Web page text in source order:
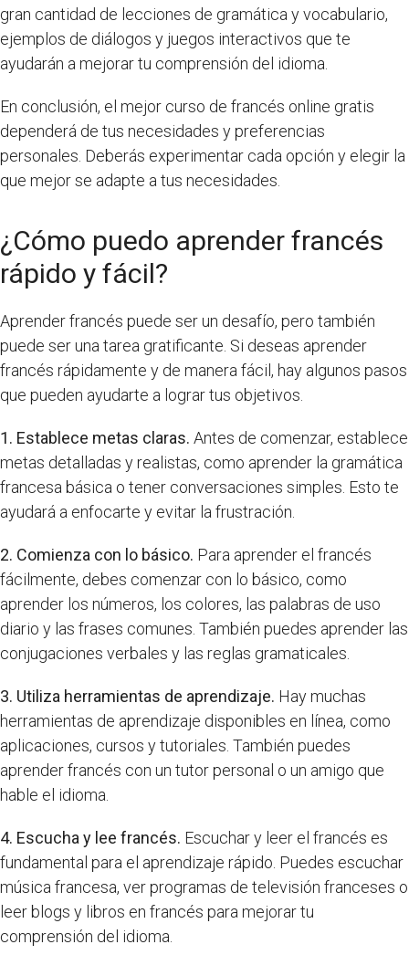
gran cantidad de lecciones de gramática y vocabulario,
ejemplos de diálogos y juegos interactivos que te
ayudarán a mejorar tu comprensión del idioma.
En conclusión, el mejor curso de francés online gratis
dependerá de tus necesidades y preferencias
personales. Deberás experimentar cada opción y elegir la
que mejor se adapte a tus necesidades.
¿Cómo puedo aprender francés
rápido y fácil?
Aprender francés puede ser un desafío, pero también
puede ser una tarea gratificante. Si deseas aprender
francés rápidamente y de manera fácil, hay algunos pasos
que pueden ayudarte a lograr tus objetivos.
1. Establece metas claras. Antes de comenzar, establece
metas detalladas y realistas, como aprender la gramática
francesa básica o tener conversaciones simples. Esto te
ayudará a enfocarte y evitar la frustración.
2. Comienza con lo básico. Para aprender el francés
fácilmente, debes comenzar con lo básico, como
aprender los números, los colores, las palabras de uso
diario y las frases comunes. También puedes aprender las
conjugaciones verbales y las reglas gramaticales.
3. Utiliza herramientas de aprendizaje. Hay muchas
herramientas de aprendizaje disponibles en línea, como
aplicaciones, cursos y tutoriales. También puedes
aprender francés con un tutor personal o un amigo que
hable el idioma.
4. Escucha y lee francés. Escuchar y leer el francés es
fundamental para el aprendizaje rápido. Puedes escuchar
música francesa, ver programas de televisión franceses o
leer blogs y libros en francés para mejorar tu
comprensión del idioma.